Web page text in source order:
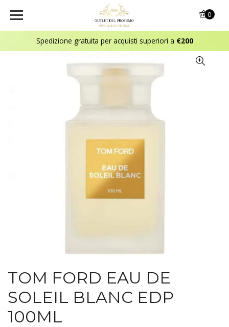
Spedizione gratuita per acquisti superiori a €200
0
TOM FORD EAU DE
SOLEIL BLANC EDP
100ML